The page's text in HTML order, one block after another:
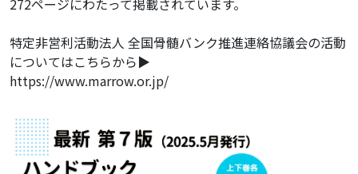
272ページにわたって掲載されています。
特定非営利活動法人 全国骨髄バンク推進連絡協議会の活動
についてはこちらから▶
https://www.marrow.or.jp/